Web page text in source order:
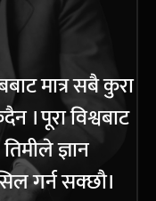
मात्र सबै कुरा
। पूरा विश्वबाट
तिमीले ज्ञान
गर्न सक्छौ।